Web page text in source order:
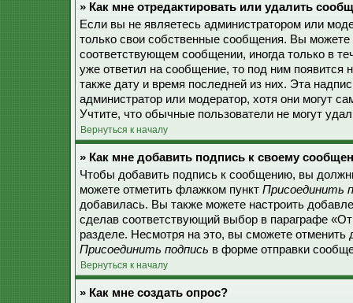
» Как мне отредактировать или удалить
Если вы не являетесь администратором или
только свои собственные сообщения. Вы
соответствующем сообщении, иногда только в
уже ответил на сообщение, то под ним появится
также дату и время последней из них. Эта
администратор или модератор, хотя они могут
Учтите, что обычные пользователи не могут
Вернуться к началу
» Как мне добавить подпись к своему
Чтобы добавить подпись к сообщению, вы
можете отметить флажком пункт Присоединить
добавилась. Вы также можете настроить
сделав соответствующий выбор в параграфе
разделе. Несмотря на это, вы сможете
Присоединить подпись в форме отправки
Вернуться к началу
» Как мне создать опрос?